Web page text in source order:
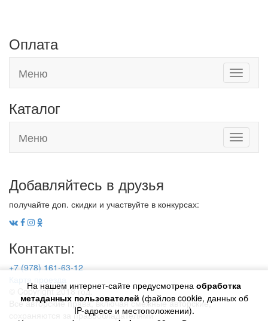
На нашем интернет-сайте предусмотрена обработка
метаданных пользователей (файлов cookie, данных об
IP-адресе и местоположении).
Оплата
Toggle
Меню
Каталог
Toggle
Меню
Добавляйтесь в друзья
получайте доп. скидки и участвуйте в конкурсах:
Контакты:
+7 (978) 161-63-12
© Copyright 2018 год.
Все авторские права, включая смежные авторские,
сохраняются за правообладателями